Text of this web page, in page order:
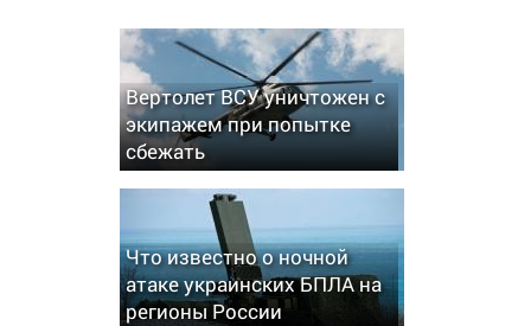
Вертолет ВСУ уничтожен с
экипажем при попытке
сбежать
Что известно о ночной
атаке украинских БПЛА на
регионы России